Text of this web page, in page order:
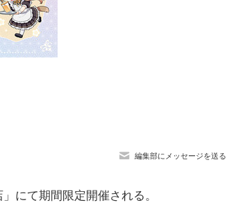
編集部にメッセージを送る
にて期間限定開催される。